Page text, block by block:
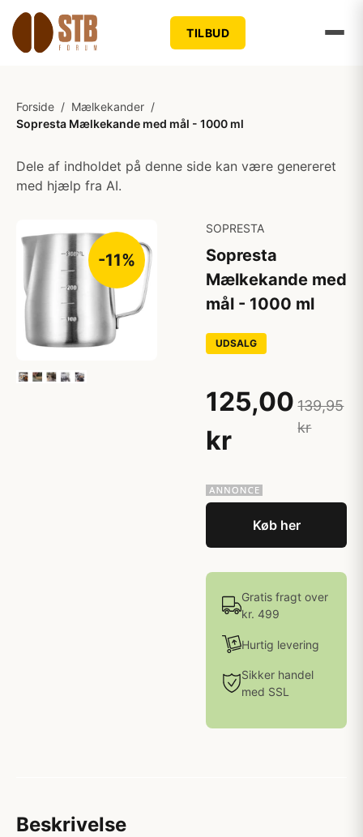
TILBUD
Forside / Mælkekander /
Sopresta Mælkekande med mål - 1000 ml
Dele af indholdet på denne side kan være genereret
med hjælp fra AI.
-11%
SOPRESTA
Sopresta
Mælkekande med
mål - 1000 ml
UDSALG
125,00
kr
139,95
kr
Køb her
Gratis fragt over
kr. 499
Hurtig levering
Sikker handel
med SSL
Beskrivelse